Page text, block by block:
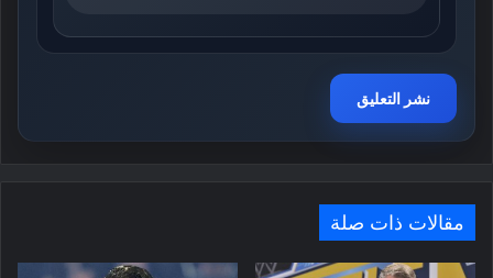
مقالات ذات صلة